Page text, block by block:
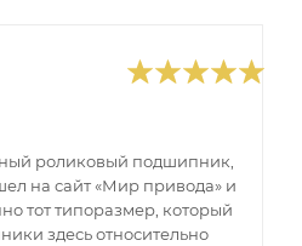
роликовый подшипник,
на сайт «Мир привода» и
тот типоразмер, который
здесь относительно